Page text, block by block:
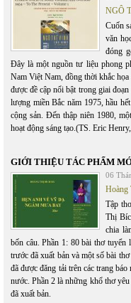
NGÔ
Cuốn
văn
đóng
Đây là một nguồn tư liệu phong
Nam Việt Nam, đồng thời khắc
được đề cập nổi bật trong giai
lượng miền Bắc năm 1975, hầu
cộng sản. Đến thập niên 1980,
hoạt động sáng tạo.(TS. Eric
GIỚI THIỆU TÁC PHẨM
06
Hoàng
Tập
Thị
chia
bốn câu. Phần 1: 80 bài thơ
trước đã xuất bản và một số bài
đã được đăng tải trên các trang
nước. Phần 2 là những khổ thơ
đã xuất bản.